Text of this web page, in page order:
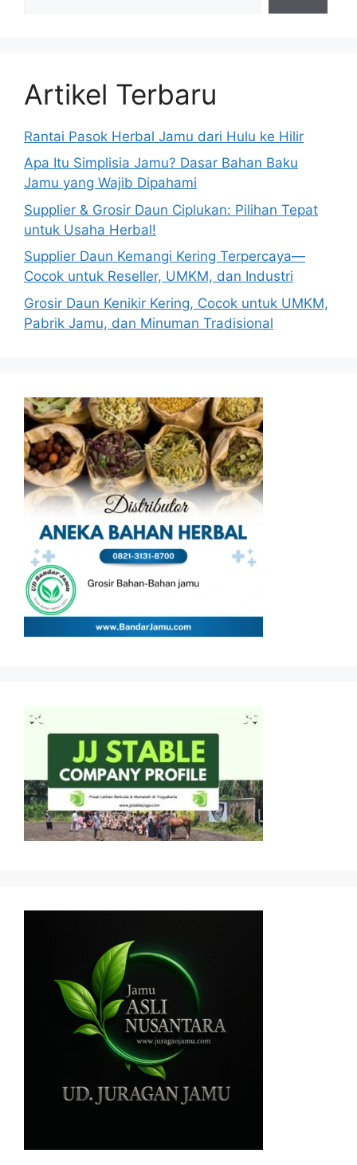
Artikel Terbaru
Rantai Pasok Herbal Jamu dari Hulu ke Hilir
Apa Itu Simplisia Jamu? Dasar Bahan Baku
Jamu yang Wajib Dipahami
Supplier & Grosir Daun Ciplukan: Pilihan Tepat
untuk Usaha Herbal!
Supplier Daun Kemangi Kering Terpercaya—
Cocok untuk Reseller, UMKM, dan Industri
Grosir Daun Kenikir Kering, Cocok untuk UMKM,
Pabrik Jamu, dan Minuman Tradisional